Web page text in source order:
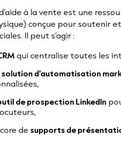
à la vente est une
conçue pour soutenir
Il peut s’agir :
qui centralise toutes les
solution d’automatisation
de prospection LinkedIn
de supports de